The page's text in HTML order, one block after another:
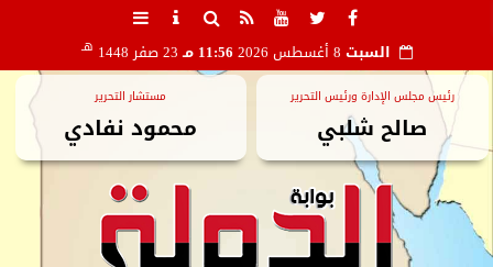
السبت 11:56 مـ 23 صفر 1448 هـ
رئيس مجلس الإدارة ورئيس التحرير
صالح شلبي
مستشار التحرير
محمود نفادي